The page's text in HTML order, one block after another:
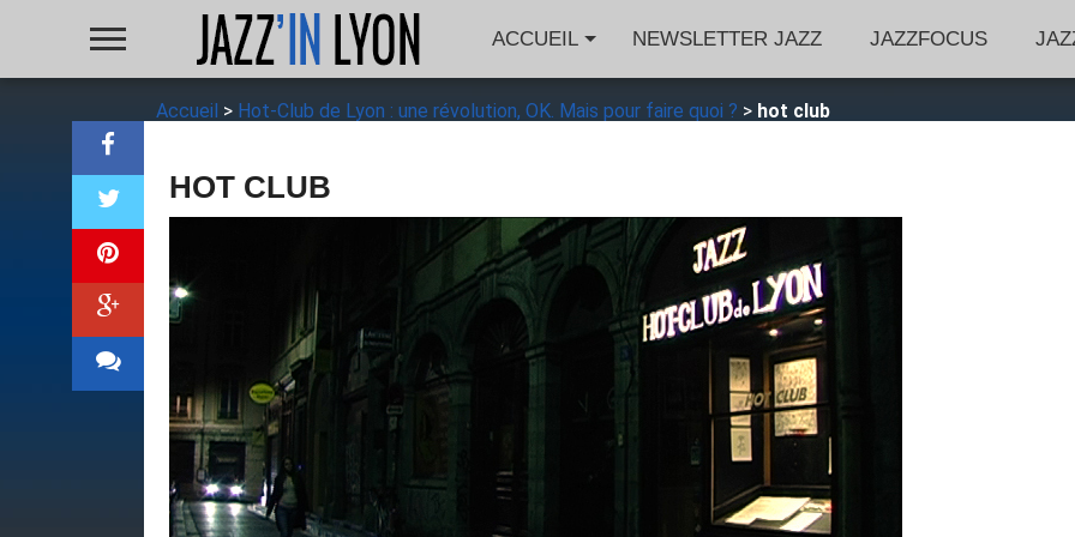
ACCUEIL NEWSLETTER JAZZ JAZZFOCUS
Accueil > Hot-Club de Lyon : une révolution, OK. Mais pour faire quoi ? > hot club
HOT CLUB